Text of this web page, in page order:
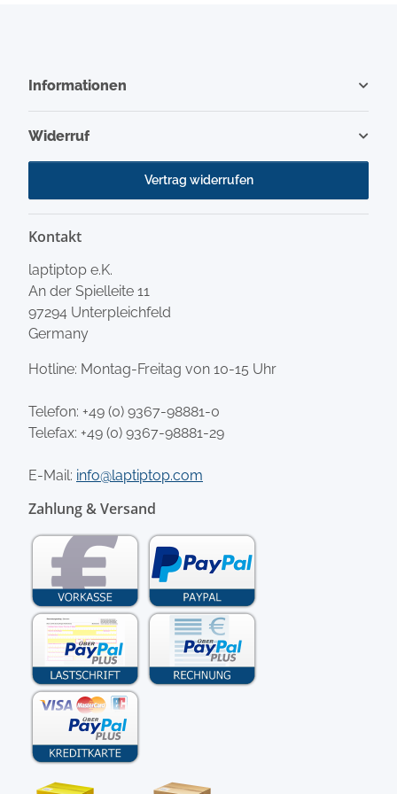
Informationen
Widerruf
Vertrag widerrufen
Kontakt
laptiptop e.K.
An der Spielleite 11
97294 Unterpleichfeld
Germany
Hotline: Montag-Freitag von 10-15 Uhr
Telefon: +49 (0) 9367-98881-0
Telefax: +49 (0) 9367-98881-29
E-Mail: info@laptiptop.com
Zahlung & Versand